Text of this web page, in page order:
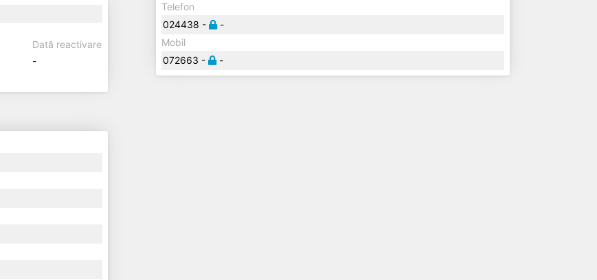
Dată reactivare
-
Telefon
024438 -
-
Mobil
072663 -
-